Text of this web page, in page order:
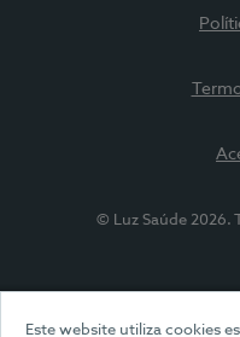
Este website utiliza cookies
© Luz Saúde 2026.